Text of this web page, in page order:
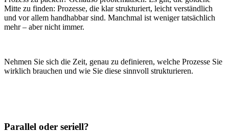
Mitte zu finden: Prozesse, die klar strukturiert, leicht verständlich
und vor allem handhabbar sind. Manchmal ist weniger tatsächlich
mehr – aber nicht immer.
Nehmen Sie sich die Zeit, genau zu definieren, welche Prozesse Sie
wirklich brauchen und wie Sie diese sinnvoll strukturieren.
Parallel oder seriell?